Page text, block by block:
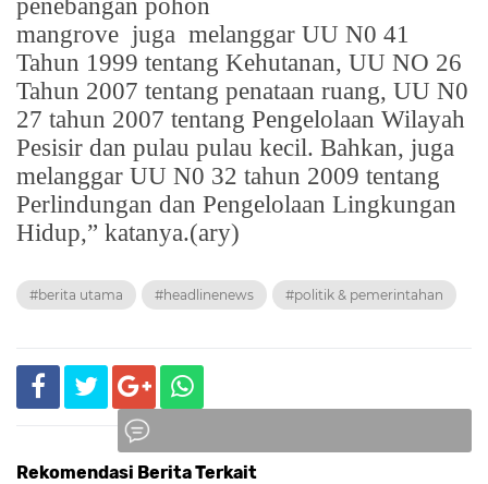
penebangan pohon
mangrove juga melanggar UU N0 41
Tahun 1999 tentang Kehutanan, UU NO 26
Tahun 2007 tentang penataan ruang, UU N0
27 tahun 2007 tentang Pengelolaan Wilayah
Pesisir dan pulau pulau kecil. Bahkan, juga
melanggar UU N0 32 tahun 2009 tentang
Perlindungan dan Pengelolaan Lingkungan
Hidup,” katanya.(ary)
#berita utama #headlinenews #politik & pemerintahan
Rekomendasi Berita Terkait